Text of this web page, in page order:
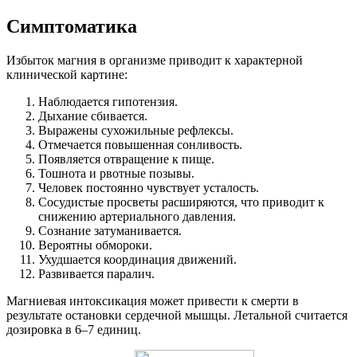
Симптоматика
Избыток магния в организме приводит к характерной
клинической картине:
Наблюдается гипотензия.
Дыхание сбивается.
Выражены сухожильные рефлексы.
Отмечается повышенная сонливость.
Появляется отвращение к пище.
Тошнота и рвотные позывы.
Человек постоянно чувствует усталость.
Сосудистые просветы расширяются, что приводит к
снижению артериального давления.
Сознание затуманивается.
Вероятны обмороки.
Ухудшается координация движений.
Развивается паралич.
Магниевая интоксикация может привести к смерти в
результате остановки сердечной мышцы. Летальной считается
дозировка в 6–7 единиц.